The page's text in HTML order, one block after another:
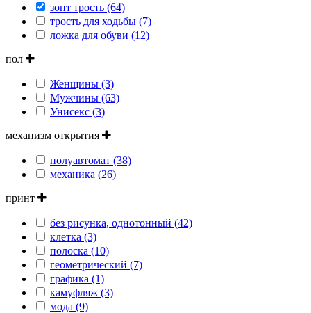
зонт трость (64)
трость для ходьбы (7)
ложка для обуви (12)
пол
Женщины (3)
Мужчины (63)
Унисекс (3)
механизм открытия
полуавтомат (38)
механика (26)
принт
без рисунка, однотонный (42)
клетка (3)
полоска (10)
геометрический (7)
графика (1)
камуфляж (3)
мода (9)